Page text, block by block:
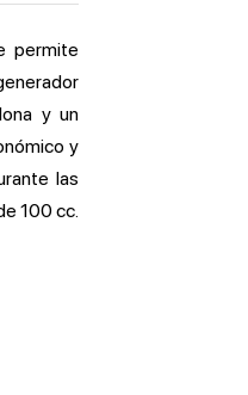
permite
y un
y
las
100 cc.